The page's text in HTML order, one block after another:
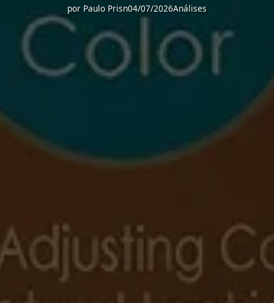
por Paulo Prisn04/07/2026Análises